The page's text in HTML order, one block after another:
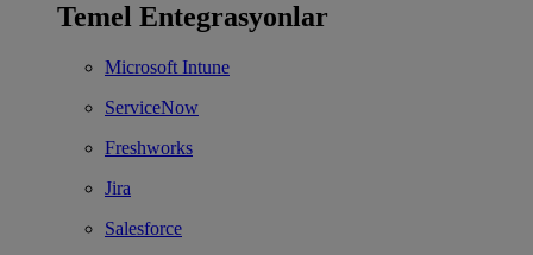
Temel Entegrasyonlar
Microsoft Intune
ServiceNow
Freshworks
Jira
Salesforce